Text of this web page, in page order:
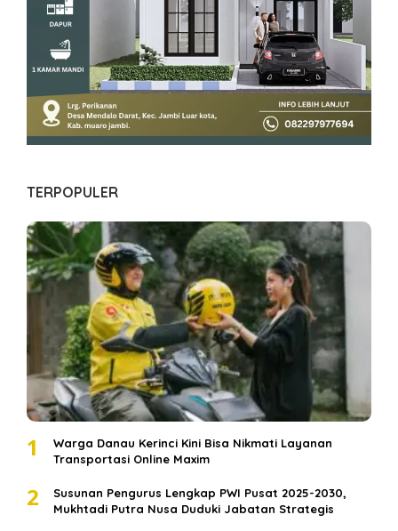
TERPOPULER
1
Warga Danau Kerinci Kini Bisa Nikmati Layanan
Transportasi Online Maxim
2
Susunan Pengurus Lengkap PWI Pusat 2025-2030,
Mukhtadi Putra Nusa Duduki Jabatan Strategis